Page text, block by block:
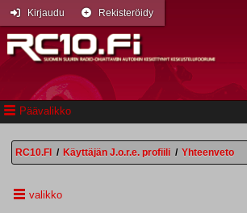
Päävalikko
Kirjaudu Rekisteröidy
RC10.FI / Käyttäjän J.o.r.e. profiili / Yhteenveto
valikko